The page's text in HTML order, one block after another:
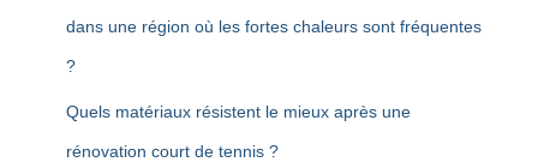
dans une région où les fortes chaleurs sont fréquentes
?
Quels matériaux résistent le mieux après une
rénovation court de tennis ?